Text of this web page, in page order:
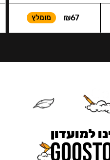
₪67 מומלץ
למועדון